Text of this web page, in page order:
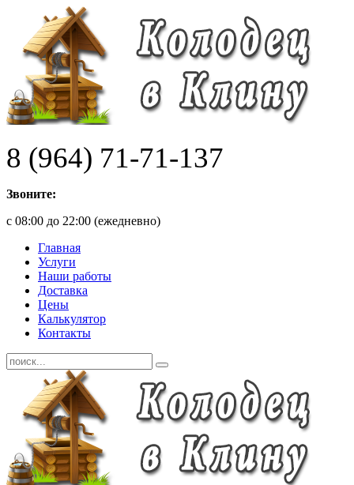
8 (964) 71-71-137
Звоните:
с 08:00 до 22:00 (ежедневно)
Главная
Услуги
Наши работы
Доставка
Цены
Калькулятор
Контакты